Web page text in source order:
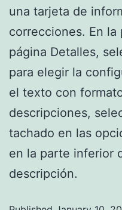
una tarjeta de
correcciones. En
página Detalles,
para elegir la
el texto con
descripciones,
tachado en las
en la parte inferior
descripción.